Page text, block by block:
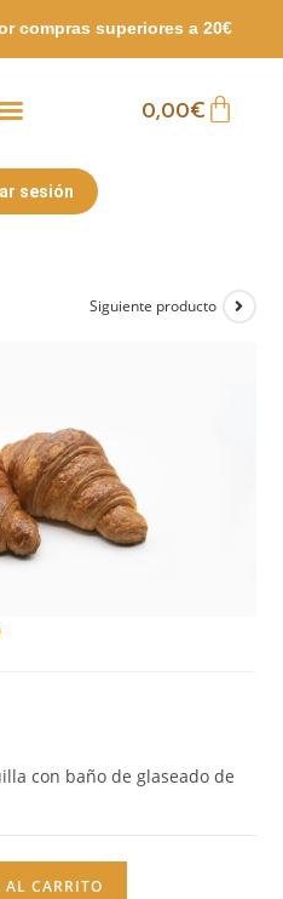
compras superiores a 20€
0,00€
sesión
Siguiente producto
con baño de glaseado de
CARRITO